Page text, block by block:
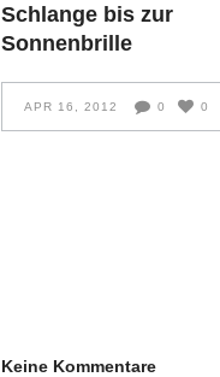
Schlange bis zur
Sonnenbrille
APR 16, 2012 0 0
Keine Kommentare